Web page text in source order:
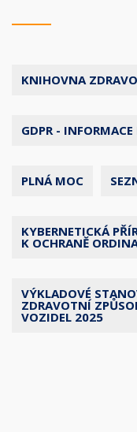
KNIHOVNA
GDPR - INFORMACE
PLNÁ MOC
KYBERNETICKÁ
K OCHRANĚ
VÝKLADOVÉ
ZDRAVOTNÍ
VOZIDEL 2025